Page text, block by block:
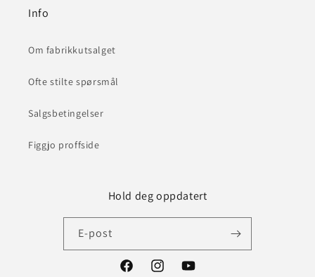
Info
Om fabrikkutsalget
Ofte stilte spørsmål
Salgsbetingelser
Figgjo proffside
Hold deg oppdatert
E-post
FacebookInstagramYouTube